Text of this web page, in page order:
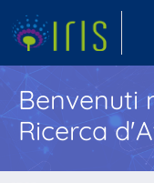
Benvenuti
Ricerca